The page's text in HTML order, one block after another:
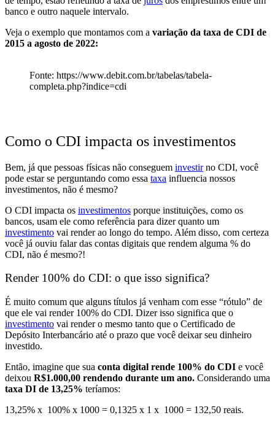
banco e outro naquele intervalo.
Veja o exemplo que montamos com a variação da taxa de CDI de
2015 a agosto de 2022:
Fonte: https://www.debit.com.br/tabelas/tabela-
completa.php?indice=cdi
Como o CDI impacta os investimentos
Bem, já que pessoas físicas não conseguem investirno CDI, você
pode estar se perguntando como essa taxa influencia nossos
investimentos, não é mesmo?
O CDI impacta os investimentos porque instituições, como os
bancos, usam ele como referência para dizer quanto um
investimento vai render ao longo do tempo. Além disso, com certeza
você já ouviu falar das contas digitais que rendem alguma % do
CDI, não é mesmo?!
Render 100% do CDI: o que isso significa?
É muito comum que alguns títulos já venham com esse “rótulo” de
que ele vai render 100% do CDI. Dizer isso significa que o
investimento vai render o mesmo tanto que o Certificado de
Depósito Interbancário até o prazo que você deixar seu dinheiro
investido.
Então, imagine que sua conta digital rende 100% do CDI e você
deixou R$1.000,00 rendendo durante um ano. Considerando uma
taxa DI de 13,25% teríamos:
13,25% x 100% x 1000 = 0,1325 x 1 x 1000 = 132,50 reais.